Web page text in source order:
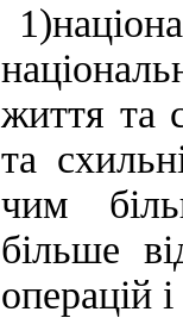
життя та
та
чим
більше
операцій